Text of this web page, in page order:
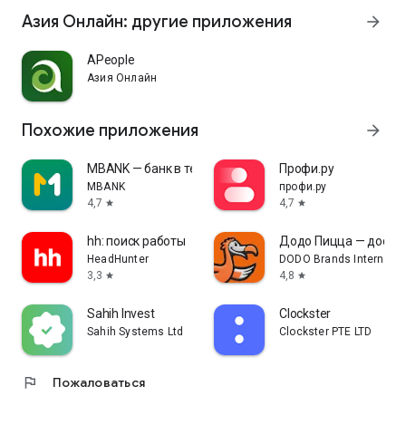
Азия Онлайн: другие приложения arrow_forward
APeople
Азия Онлайн
Похожие приложения arrow_forward
MBANK — банк в телефоне
MBANK
4,7 star
Профи.ру
профи.ру
4,7 star
hh: поиск работы
HeadHunter
3,3 star
Додо Пицца —
DODO Brands
4,8 star
Sahih Invest
Sahih Systems Ltd
Clockster
Clockster PTE LTD
flag Пожаловаться